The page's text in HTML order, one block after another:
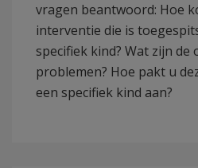
vragen beantwoord: Hoe
interventie die is
specifiek kind? Wat zijn de
problemen? Hoe pakt u
een specifiek kind aan?